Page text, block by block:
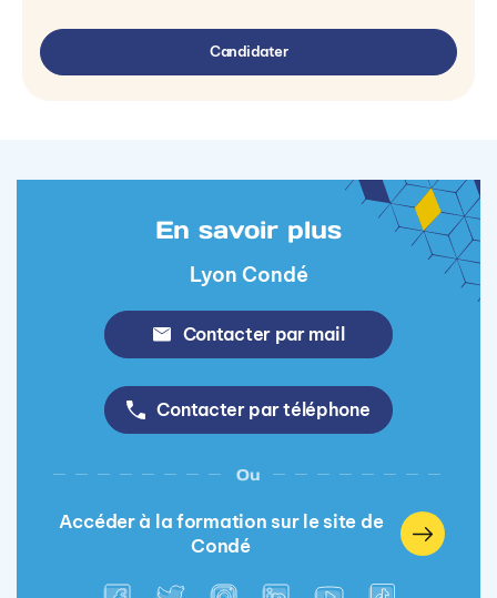
Candidater
En savoir plus
Lyon Condé
Contacter par mail
Contacter par téléphone
Ou
Accéder à la formation sur le site de
Condé